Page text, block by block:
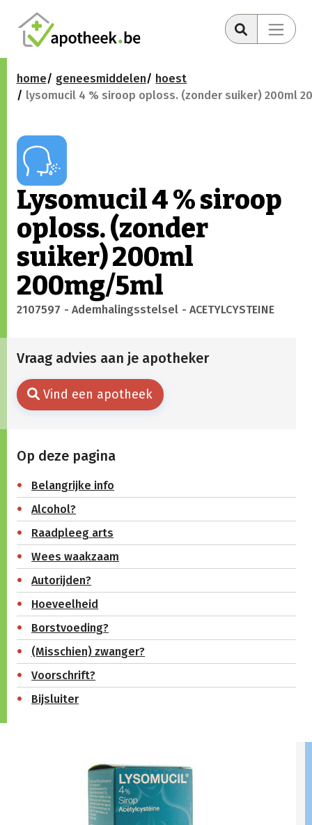
home geneesmiddelen
hoest
lysomucil 4 % siroop oploss. (zonder suiker) 200ml
Lysomucil 4 % siroop
oploss. (zonder
suiker) 200ml
200mg/5ml
2107597 - Ademhalingsstelsel - ACETYLCYSTEINE
Vraag advies aan je apotheker
Vind een apotheek
Op deze pagina
Belangrijke info
Alcohol?
Raadpleeg arts
Wees waakzaam
Autorijden?
Hoeveelheid
Borstvoeding?
(Misschien) zwanger?
Voorschrift?
Bijsluiter